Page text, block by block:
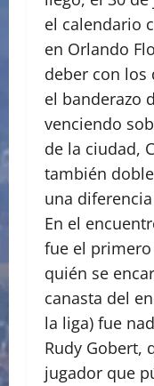
el calendario
en Orlando
deber con los
el banderazo
venciendo
de la ciudad,
también
una
En el
fue el primero
quién se
canasta del
la liga) fue
Rudy Gobert,
jugador que